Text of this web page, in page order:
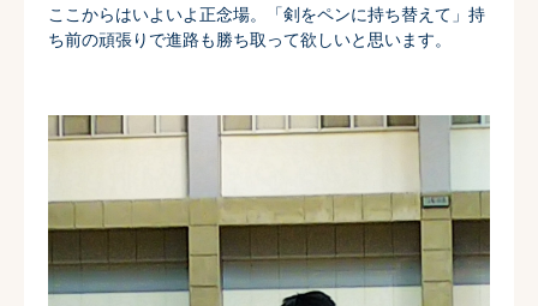
ここからはいよいよ正念場。「剣をペンに持ち替えて」 持
ち前の頑張りで進路も勝ち取って欲しいと思います。